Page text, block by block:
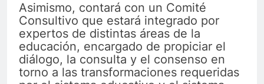
Asimismo, contará con un Comité
Consultivo que estará integrado por
expertos de distintas áreas de la
educación, encargado de propiciar el
diálogo, la consulta y el consenso en
torno a las transformaciones requeridas